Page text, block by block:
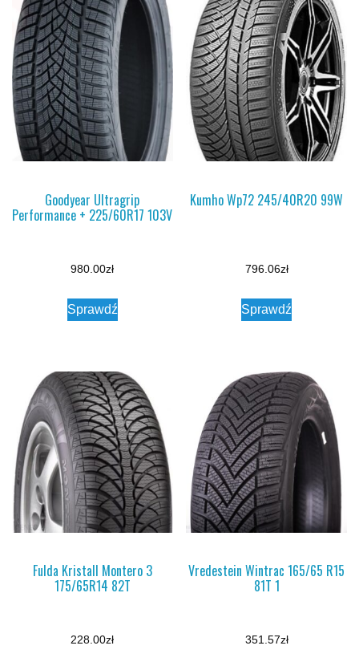
Goodyear Ultragrip
Performance + 225/60R17 103V
980.00zł
Sprawdź
Kumho Wp72 245/40R20 99W
796.06zł
Sprawdź
Fulda Kristall Montero 3
175/65R14 82T
228.00zł
Vredestein Wintrac 165/65 R15
81T 1
351.57zł